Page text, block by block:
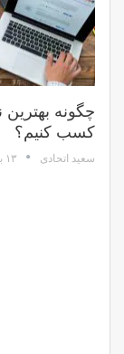
چگونه بهترین
کسب کنیم؟
سعید اتحادی ۱۳ بهمن